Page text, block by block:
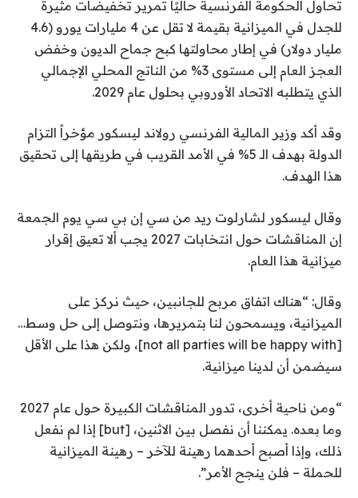
تحاول الحكومة الفرنسية حاليًا تمرير تخفيضات مثيرة
للجدل في الميزانية بقيمة لا تقل عن 4 مليارات يورو (4.6
مليار دولار) في إطار محاولتها كبح جماح الديون وخفض
العجز العام إلى مستوى 3% من الناتج المحلي الإجمالي
الذي يتطلبه الاتحاد الأوروبي بحلول عام 2029.
وقد أكد وزير المالية الفرنسي رولاند ليسكور مؤخراً التزام
الدولة بهدف الـ 5% في الأمد القريب في طريقها إلى تحقيق
هذا الهدف.
وقال ليسكور لشارلوت ريد من سي إن بي سي يوم الجمعة
إن المناقشات حول انتخابات 2027 يجب ألا تعيق إقرار
ميزانية هذا العام.
وقال: “هناك اتفاق مربح للجانبين، حيث نركز على
الميزانية، ويسمحون لنا بتمريرها، ونتوصل إلى حل وسط…
[not all parties will be happy with]، ولكن هذا على الأقل
سيضمن أن لدينا ميزانية.
“ومن ناحية أخرى، تدور المناقشات الكبيرة حول عام 2027
وما بعده. يمكننا أن نفصل بين الاثنين، [but] إذا لم نفعل
ذلك، وإذا أصبح أحدهما رهينة للآخر – رهينة الميزانية
للحملة – فلن ينجح الأمر”.